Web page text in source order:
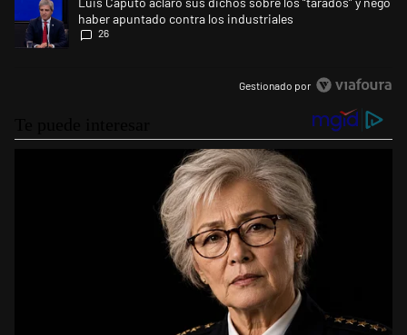
haber apuntado contra los industriales
26
Gestionado por